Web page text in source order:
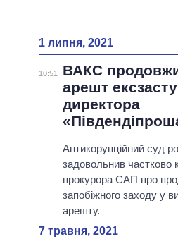
1 липня, 2021
10:51
ВАКС
арешт
директора
Антикорупційний суд
задовольнив частково
прокурора САП про
запобіжного заходу у
арешту.
7 травня, 2021